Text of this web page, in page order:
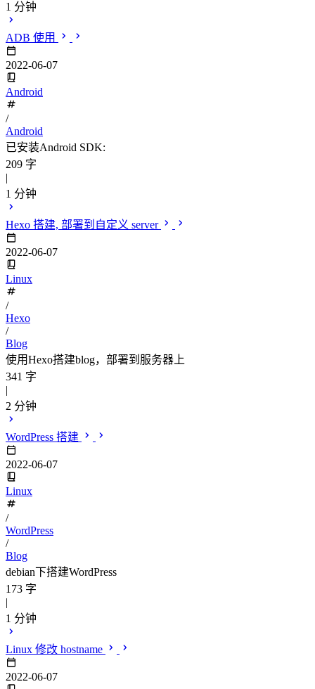
1 分钟
ADB 使用
2022-06-07
Android
/
Android
已安装Android SDK:
209 字
|
1 分钟
Hexo 搭建, 部署到自定义 server
2022-06-07
Linux
/
Hexo
/
Blog
使用Hexo搭建blog，部署到服务器上
341 字
|
2 分钟
WordPress 搭建
2022-06-07
Linux
/
WordPress
/
Blog
debian下搭建WordPress
173 字
|
1 分钟
Linux 修改 hostname
2022-06-07